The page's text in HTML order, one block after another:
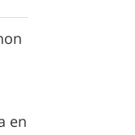
en